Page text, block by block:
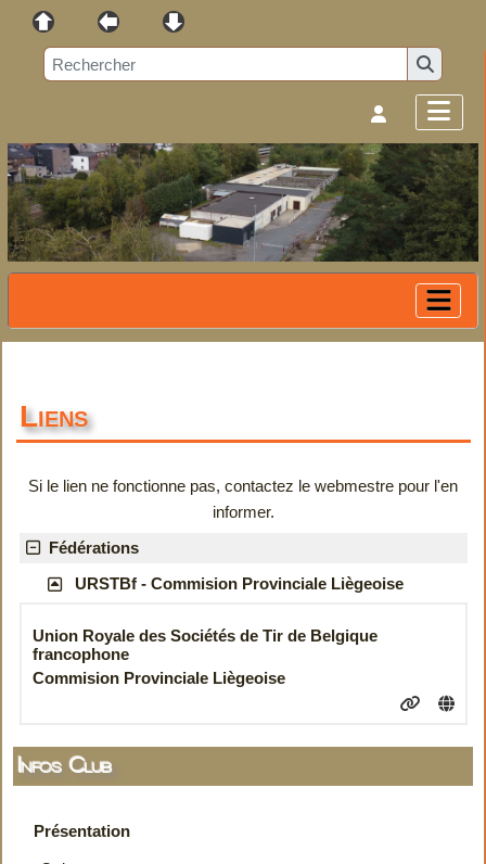
Infos Club
Présentation
Liens
Si le lien ne fonctionne pas, contactez le webmestre pour l'en
informer.
Fédérations
URSTBf - Commision Provinciale Liègeoise
Union Royale des Sociétés de Tir de Belgique
francophone
Commision Provinciale Liègeoise